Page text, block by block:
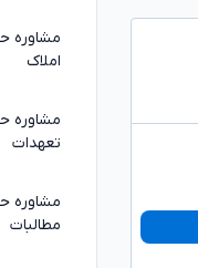
مشاوره
املاک
مشاوره
تعهدات
مشاوره
مطالبات